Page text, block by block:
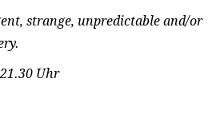
strange, unpredictable and/or
Uhr